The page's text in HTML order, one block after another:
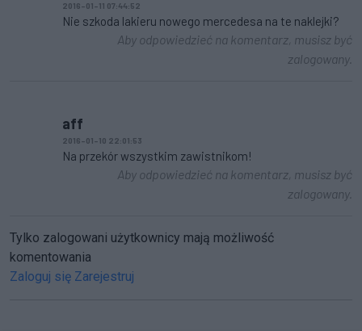
2016-01-11 07:44:52
Nie szkoda lakieru nowego mercedesa na te naklejki?
Aby odpowiedzieć na komentarz, musisz być
zalogowany.
aff
2016-01-10 22:01:53
Na przekór wszystkim zawistnikom!
Aby odpowiedzieć na komentarz, musisz być
zalogowany.
Tylko zalogowani użytkownicy mają możliwość
komentowania
Zaloguj się Zarejestruj